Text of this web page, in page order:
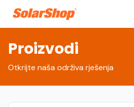
Proizvodi
Otkrijte naša održiva rješenja